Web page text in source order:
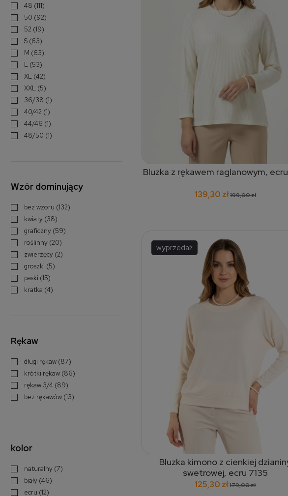
48 (111)
50 (92)
52 (19)
S (63)
M (63)
L (53)
XL (42)
XXL (5)
36/38 (1)
40/42 (1)
44/46 (1)
48/50 (1)
Wzór dominujący
bez wzoru (132)
kwiaty (38)
graficzny (59)
roślinny (20)
zwierzęcy (2)
groszki (5)
paski (15)
kratka (4)
Rękaw
długi rękaw (87)
krótki rękaw (86)
rękaw 3/4 (89)
bez rękawów (13)
kolor
naturalny (7)
biały (46)
ecru (12)
dodaj do koszyka
Bluzka z rękawem raglanowym, ecru
139,30 zł199,00 zł
dodaj do koszyka
Bluzka kimono z cienkiej
swetrowej, ecru 7135
125,30 zł179,00 zł
wyprzedaż